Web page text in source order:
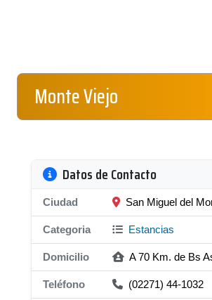
Monte Viejo
Datos de Contacto
Ciudad San Miguel del
Categoria Estancias
Domicilio A 70 Km. de Bs
Teléfono (02271) 44-1032